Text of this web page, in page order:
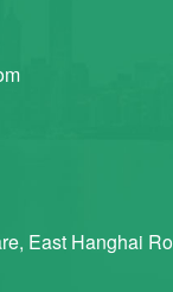
East Hanghai